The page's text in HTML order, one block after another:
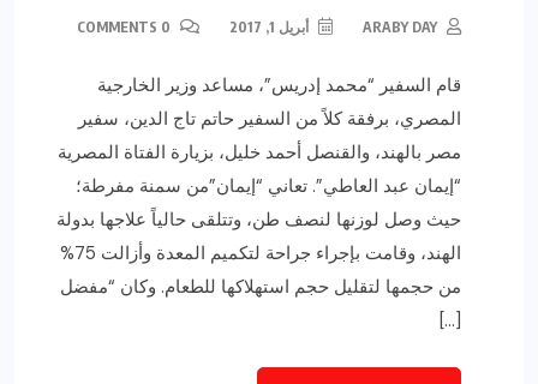
ARABY DAY أبريل 1, 2017
قام السفير “محمد إدريس”، مساعد وزير الخارجية
المصري، برفقة كلاً من السفير حاتم تاج الدين، سفير
مصر بالهند، والقنصل أحمد خليل، بزيارة الفتاة المصرية
“إيمان عبد العاطي”. تعاني “إيمان”من سمنة مفرطة؛
حيث وصل لوزنها لنصف طن، وتتلقى حالياً علاجها بدولة
الهند، وقامت بإجراء جراحة لتكميم المعدة وأزالت 75%
من حجمها لتقليل حجم استهلاكها للطعام. وكان “مفضل
[…]